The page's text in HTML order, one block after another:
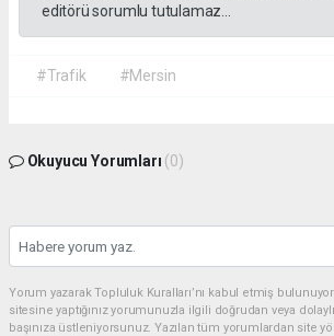
editörü sorumlu tutulamaz...
#Trafik #Mersin
Okuyucu Yorumları (0)
Yorum yazarak Topluluk Kuralları’nı kabul etmiş
sitesine yaptığınız yorumunuzla ilgili doğrudan veya
başınıza üstleniyorsunuz. Yazılan tüm yorumlardan site